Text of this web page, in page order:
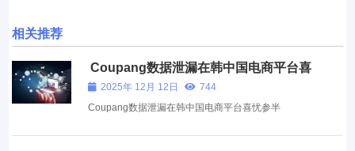
相关推荐
Coupang数据泄漏在韩中国电商平台喜
忧参半
2025年 12月 12日
744
Coupang数据泄漏在韩中国电商平台喜忧参半